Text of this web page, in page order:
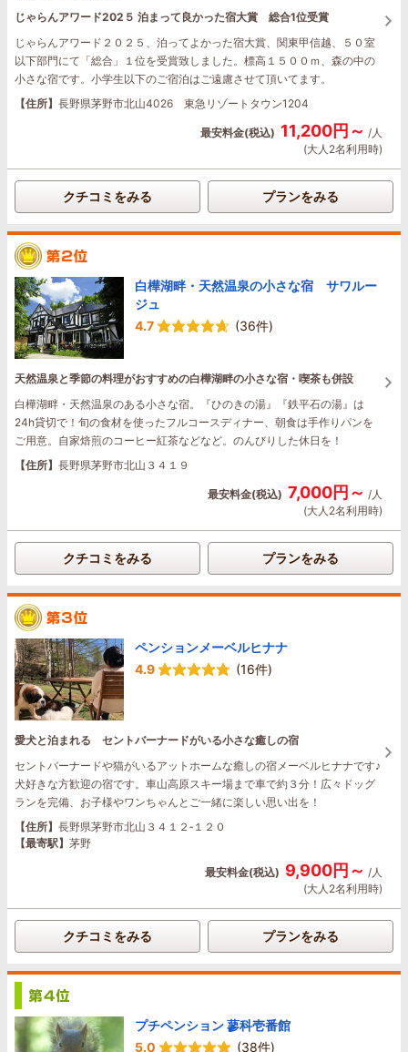
じゃらんアワード202５ 泊まって良かった宿大賞 総合1位受賞
じゃらんアワード２０２５、泊ってよかった宿大賞、関東甲信越、５０室
以下部門にて「総合」１位を受賞致しました。標高１５００ｍ、森の中の
小さな宿です。小学生以下のご宿泊はご遠慮させて頂いてます。
【住所】 長野県茅野市北山4026 東急リゾートタウン1204
最安料金(税込) 11,200円～ /人
(大人2名利用時)
クチコミをみる プランをみる
白樺湖畔・天然温泉の小さな宿 サワルー
ジュ
4.7
(36件)
天然温泉と季節の料理がおすすめの白樺湖畔の小さな宿・喫茶も併設
白樺湖畔・天然温泉のある小さな宿。『ひのきの湯』『鉄平石の湯』は
24h貸切で！旬の食材を使ったフルコースディナー、朝食は手作りパンを
ご用意。自家焙煎のコーヒー紅茶などなど。のんびりした休日を！
【住所】 長野県茅野市北山３４１９
最安料金(税込) 7,000円～ /人
(大人2名利用時)
クチコミをみる プランをみる
ペンションメーベルヒナナ
4.9
(16件)
愛犬と泊まれる セントバーナードがいる小さな癒しの宿
セントバーナードや猫がいるアットホームな癒しの宿メーベルヒナナです♪
犬好きな方歓迎の宿です。車山高原スキー場まで車で約３分！広々ドッグ
ランを完備、お子様やワンちゃんとご一緒に楽しい思い出を！
【住所】 長野県茅野市北山３４１２‐１２０
【最寄駅】 茅野
最安料金(税込) 9,900円～ /人
(大人2名利用時)
クチコミをみる プランをみる
プチペンション 蓼科壱番館
5.0
(38件)